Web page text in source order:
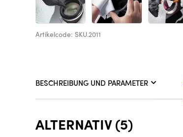
Artikelcode: SKU.2011
BESCHREIBUNG UND PARAMETER
ALTERNATIV (5)